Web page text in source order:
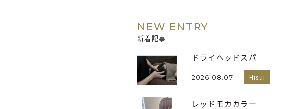
NEW ENTRY
新着記事
ドライヘッドスパ
2026.08.07 Hisui
レッドモカカラー